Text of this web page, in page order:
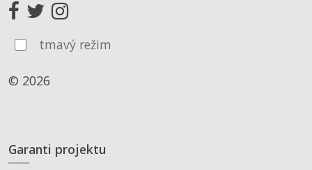
tmavý režim
© 2026
Garanti projektu